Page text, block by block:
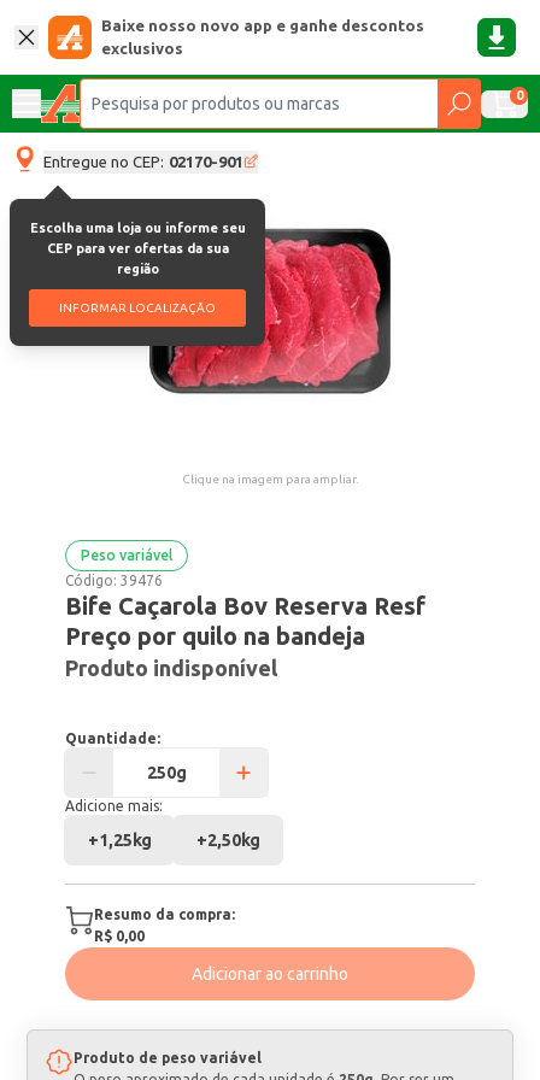
Baixe nosso novo app e ganhe descontos
exclusivos
0
Entregue no CEP: 02170-901
Escolha uma loja ou informe seu
CEP para ver ofertas da sua
região
INFORMAR LOCALIZAÇÃO
Clique na imagem para ampliar.
Peso variável
Código:39476
Bife Caçarola Bov Reserva Resf
Preço por quilo na bandeja
Produto indisponível
Quantidade:
Adicione mais:
+1,25kg +2,50kg
Resumo da compra:
R$ 0,00
Adicionar ao carrinho
Produto de peso variável